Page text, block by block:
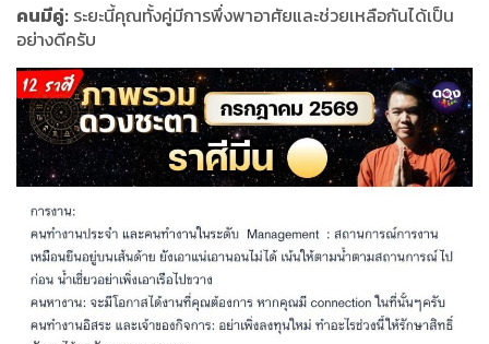
คนมีคู่: ระยะนี้คุณทั้งคู่มีการพึ่งพาอาศัยและช่วยเหลือกันได้เป็น
อย่างดีครับ